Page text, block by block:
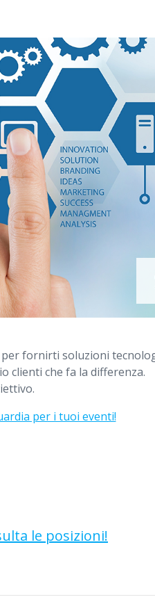
fornirti soluzioni
clienti che fa la differenza.
per i tuoi eventi!
le posizioni!